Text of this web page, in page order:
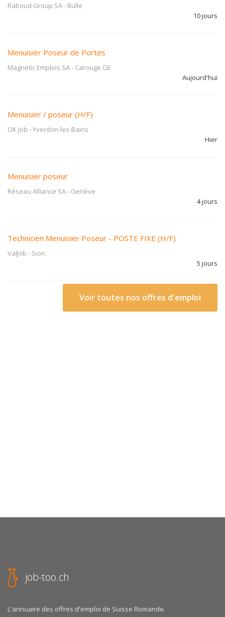
Raboud Group SA- Bulle
10 jours
Menuisier Poseur de Portes
Magnetic Emplois SA- Carouge GE
Aujourd'hui
Menuisier / poseur (H/F)
OK Job -Yverdon-les-Bains
Hier
Menuisier poseur
Réseau Alliance SA- Genève
4 jours
Technicien Menuisier Poseur - POSTE FIXE (H/F)
ValJob - Sion
5 jours
Voir toutes nos offres d'emploi
job-too.ch
L'annuaire des offres d'emploi de Suisse Romande.